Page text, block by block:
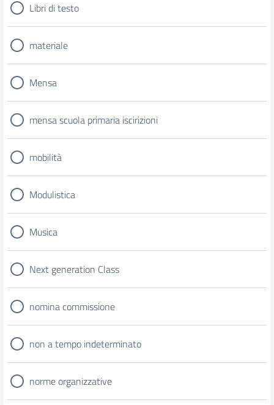
Libri di testo
materiale
Mensa
mensa scuola primaria iscirizioni
mobilità
Modulistica
Musica
Next generation Class
nomina commissione
non a tempo indeterminato
norme organizzative